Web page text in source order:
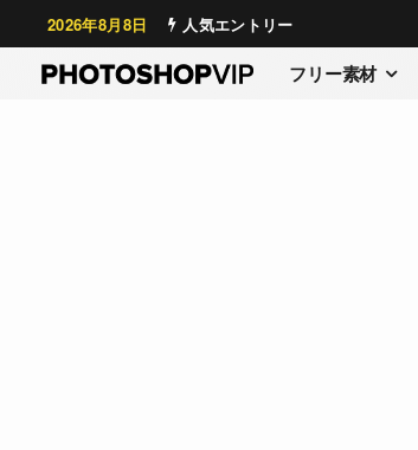
2026年8月8日 人気エントリー
フリー素材